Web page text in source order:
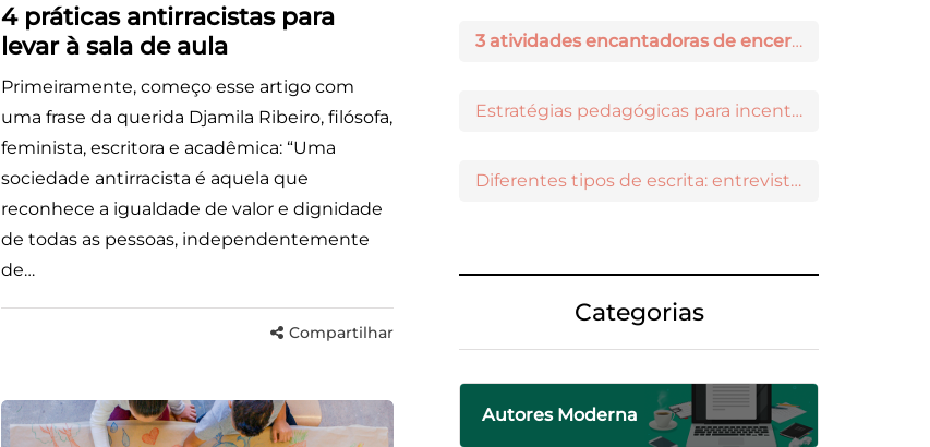
4 práticas antirracistas para
levar à sala de aula
Primeiramente, começo esse artigo com
uma frase da querida Djamila Ribeiro, filósofa,
feminista, escritora e acadêmica: “Uma
sociedade antirracista é aquela que
reconhece a igualdade de valor e dignidade
de todas as pessoas, independentemente
de…
Compartilhar
3 atividades encantadoras de encerramento de ano letivo
Estratégias pedagógicas para incentivar a iniciação científica entre os estudantes
Diferentes tipos de escrita: entrevista com Ricardo Prado
Categorias
Autores Moderna